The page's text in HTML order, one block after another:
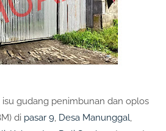
isu gudang penimbunan dan oplos
di pasar 9, Desa Manunggal,